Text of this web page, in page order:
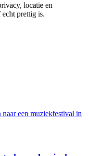
locatie en
prettig is.